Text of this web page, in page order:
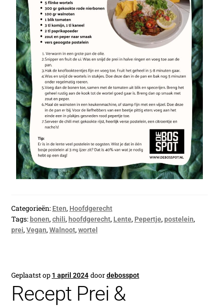
Categorieën: Eten, Hoofdgerecht
Tags: bonen,chili, hoofdgerecht, Lente, Pepertje,postelein,
prei,Vegan,Walnoot,wortel
Geplaatst op 1 april 2024 doordebosspot
Recept Prei &